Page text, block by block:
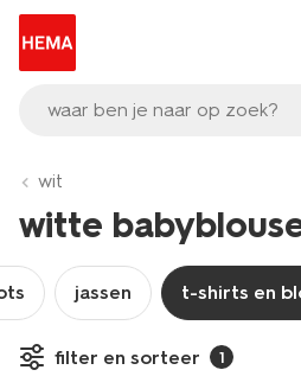
waar ben je naar op zoek?
wit
witte
jassen t-shirts en
filter en sorteer 1
nieuw